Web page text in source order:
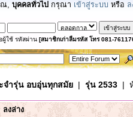
ณ, บุคคลทั่วไป กรุณา เข้าสู่ระบบ หรือ ล
ผู้ใช้ รหัสผ่าน [สมาชิกเก่าลืมรหัส โทร 081-
จำรุ่น อบอุ่นทุกสมัย| รุ่น 2533| หั
ลงล่าง